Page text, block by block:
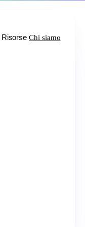
Risorse Chi siamo